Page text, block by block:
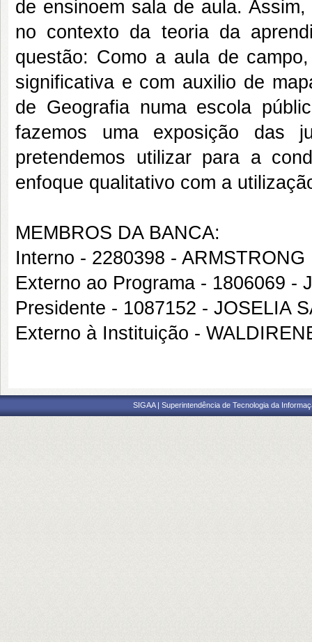
de ensinoem sala de aula.
no contexto da teoria da
questão: Como a aula de
significativa e com auxilio de
de Geografia numa escola
fazemos uma exposição das
pretendemos utilizar para a
enfoque qualitativo com a
MEMBROS DA BANCA:
Interno - 2280398 -
Externo ao Programa - 1806069 -
Presidente - 1087152 - JOSELIA
Externo à Instituição -
SIGAA | Superintendência de Tecnologia da